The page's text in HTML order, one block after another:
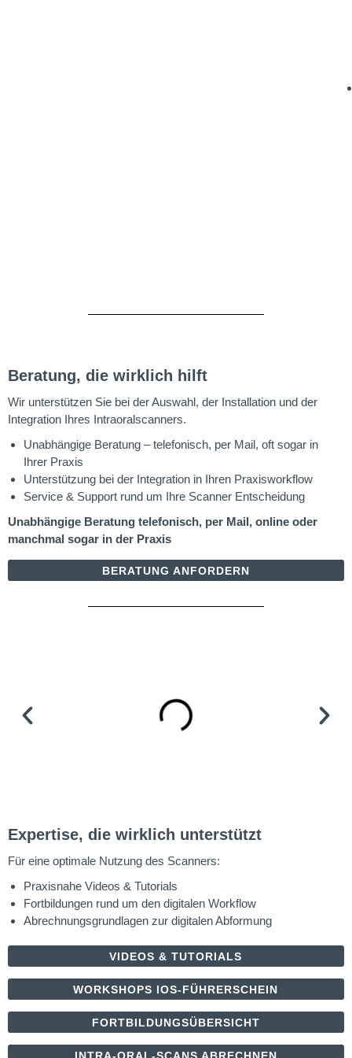
Beratung, die wirklich hilft
Wir unterstützen Sie bei der Auswahl, der Installation und der
Integration Ihres Intraoralscanners.
Unabhängige Beratung – telefonisch, per Mail, oft sogar in
Ihrer Praxis
Unterstützung bei der Integration in Ihren Praxisworkflow
Service & Support rund um Ihre Scanner Entscheidung
Unabhängige Beratung telefonisch, per Mail, online oder
manchmal sogar in der Praxis
BERATUNG ANFORDERN
Expertise, die wirklich unterstützt
Für eine optimale Nutzung des Scanners:
Praxisnahe Videos & Tutorials
Fortbildungen rund um den digitalen Workflow
Abrechnungsgrundlagen zur digitalen Abformung
VIDEOS & TUTORIALS
WORKSHOPS IOS-FÜHRERSCHEIN
FORTBILDUNGSÜBERSICHT
INTRA-ORAL-SCANS ABRECHNEN